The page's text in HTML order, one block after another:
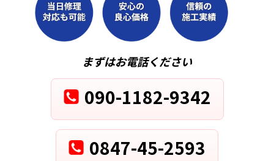
まずはお電話ください
090-1182-9342
0847-45-2593